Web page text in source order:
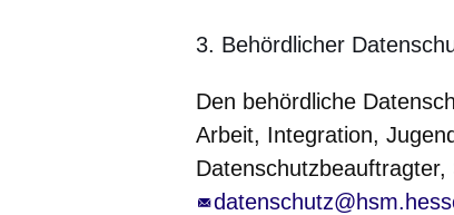
3. Behördlicher
Den behördliche
Arbeit, Integration,